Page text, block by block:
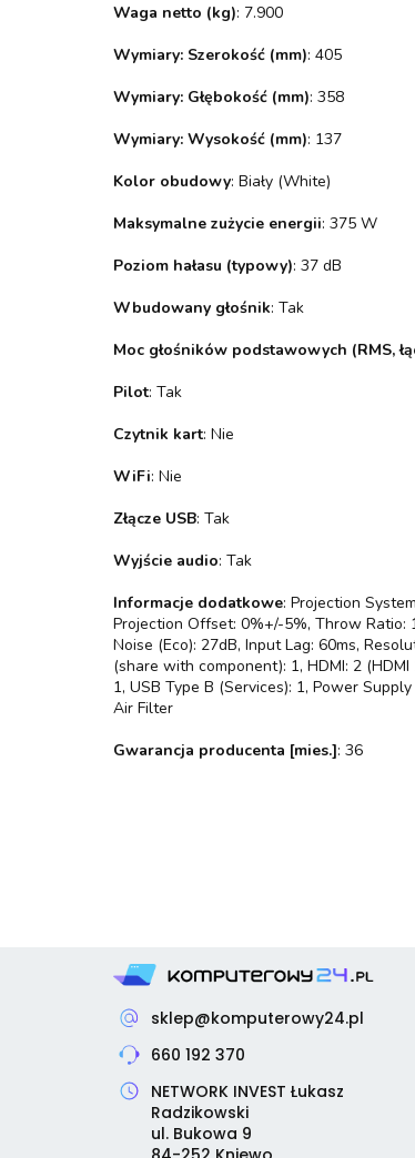
Waga netto (kg): 7.900
Wymiary: Szerokość (mm): 405
Wymiary: Głębokość (mm): 358
Wymiary: Wysokość (mm): 137
Kolor obudowy: Biały (White)
Maksymalne zużycie energii: 375 W
Poziom hałasu (typowy): 37 dB
Wbudowany głośnik: Tak
Moc głośników podstawowych (RMS,
Pilot: Tak
Czytnik kart: Nie
WiFi: Nie
Złącze USB: Tak
Wyjście audio: Tak
Informacje dodatkowe: Projection
Projection Offset: 0%+/-5%, Throw Ratio:
Noise (Eco): 27dB, Input Lag: 60ms,
(share with component): 1, HDMI: 2
1, USB Type B (Services): 1, Power
Air Filter
Gwarancja producenta [mies.]: 36
NETWORK INVEST Łukasz
Radzikowski
ul. Bukowa 9
sklep@komputerowy24.pl
660 192 370